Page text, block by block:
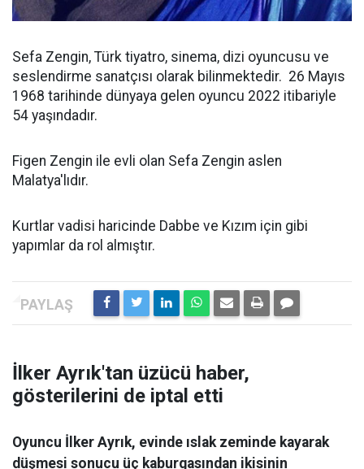
Sefa Zengin, Türk tiyatro, sinema, dizi oyuncusu ve
seslendirme sanatçısı olarak bilinmektedir. 26 Mayıs
1968 tarihinde dünyaya gelen oyuncu 2022 itibariyle
54 yaşındadır.
Figen Zengin ile evli olan Sefa Zengin aslen
Malatya'lıdır.
Kurtlar vadisi haricinde Dabbe ve Kızım için gibi
yapımlar da rol almıştır.
İlker Ayrık'tan üzücü haber,
gösterilerini de iptal etti
Oyuncu İlker Ayrık, evinde ıslak zeminde kayarak
düşmesi sonucu üç kaburgasından ikisinin